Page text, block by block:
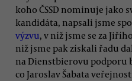
koho ČSSD nominuje jako
kandidáta, napsali jsme
výzvu, v níž jsme se za
niž jsme pak získali řadu
na Dienstbierovu podporu
co Jaroslav Šabata